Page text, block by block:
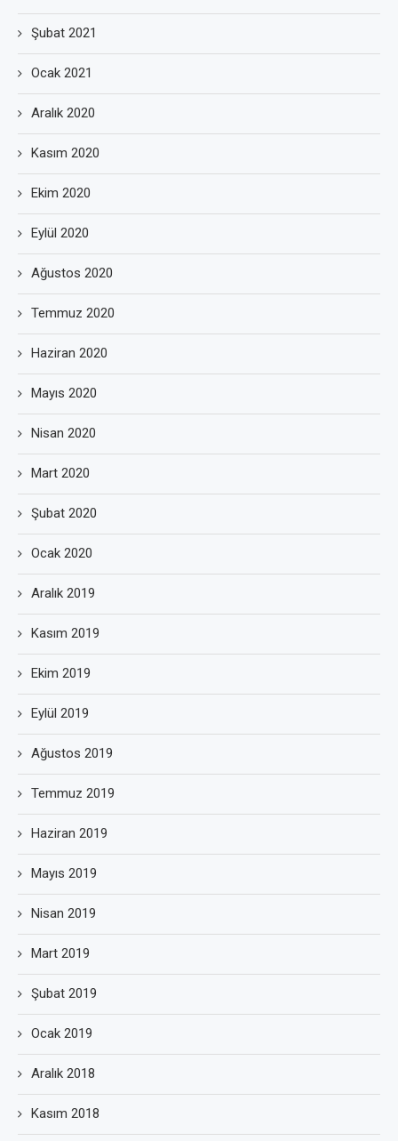
Şubat 2021
Ocak 2021
Aralık 2020
Kasım 2020
Ekim 2020
Eylül 2020
Ağustos 2020
Temmuz 2020
Haziran 2020
Mayıs 2020
Nisan 2020
Mart 2020
Şubat 2020
Ocak 2020
Aralık 2019
Kasım 2019
Ekim 2019
Eylül 2019
Ağustos 2019
Temmuz 2019
Haziran 2019
Mayıs 2019
Nisan 2019
Mart 2019
Şubat 2019
Ocak 2019
Aralık 2018
Kasım 2018